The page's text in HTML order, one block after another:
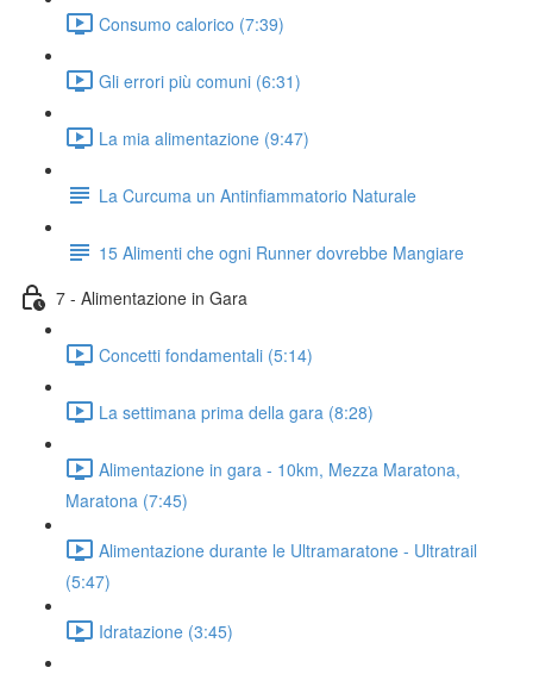
Consumo calorico (7:39)
Gli errori più comuni (6:31)
La mia alimentazione (9:47)
La Curcuma un Antinfiammatorio Naturale
15 Alimenti che ogni Runner dovrebbe Mangiare
7 - Alimentazione in Gara
Concetti fondamentali (5:14)
La settimana prima della gara (8:28)
Alimentazione in gara - 10km, Mezza Maratona,
Maratona (7:45)
Alimentazione durante le Ultramaratone - Ultratrail
(5:47)
Idratazione (3:45)